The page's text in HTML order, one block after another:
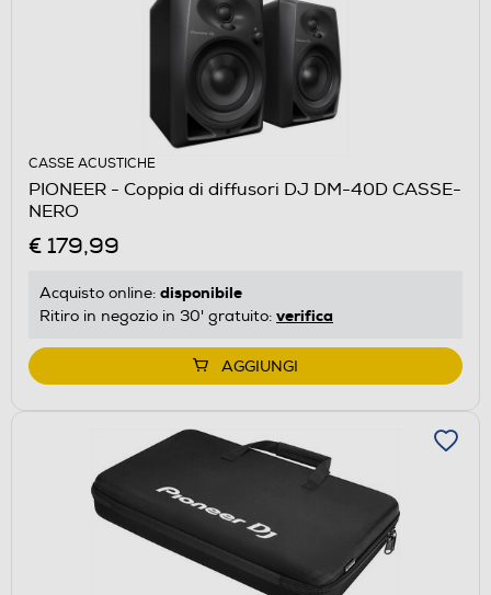
CASSE ACUSTICHE
PIONEER - Coppia di diffusori DJ DM-40D CASSE-
NERO
€ 179,99
Acquisto online: disponibile
Ritiro in negozio in 30' gratuito: verifica
AGGIUNGI